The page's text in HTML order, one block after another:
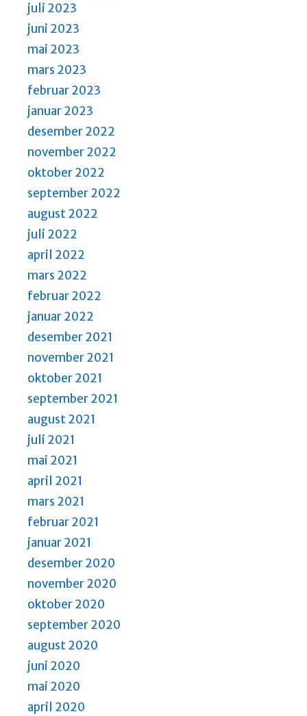
juli 2023
juni 2023
mai 2023
mars 2023
februar 2023
januar 2023
desember 2022
november 2022
oktober 2022
september 2022
august 2022
juli 2022
april 2022
mars 2022
februar 2022
januar 2022
desember 2021
november 2021
oktober 2021
september 2021
august 2021
juli 2021
mai 2021
april 2021
mars 2021
februar 2021
januar 2021
desember 2020
november 2020
oktober 2020
september 2020
august 2020
juni 2020
mai 2020
april 2020